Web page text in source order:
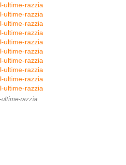
ultime-razzia